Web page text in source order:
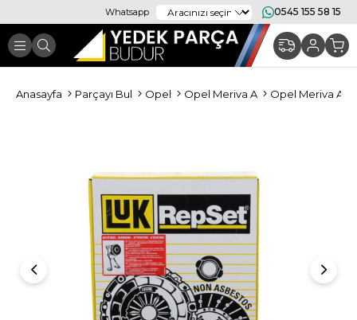
Whatsapp 0545 155 58 15
Anasayfa Parçayı Bul Opel Opel Meriva A Opel Meriva A